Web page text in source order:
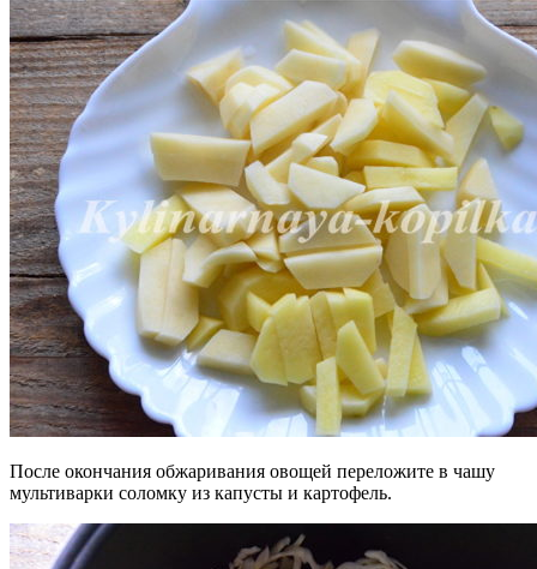
После окончания обжаривания овощей переложите в чашу
мультиварки соломку из капусты и картофель.